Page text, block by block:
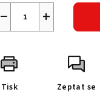
+
−
Tisk Zeptat se